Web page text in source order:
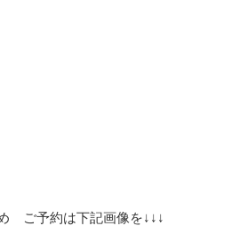
ご予約は下記画像を↓↓↓